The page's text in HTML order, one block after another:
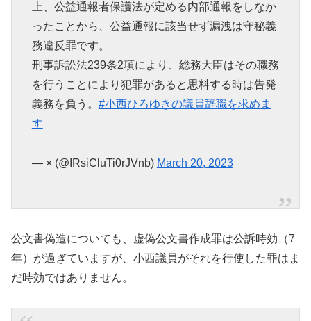
上、公益通報者保護法が定める内部通報をしなか
ったことから、公益通報に該当せず漏洩は守秘義
務違反罪です。
刑事訴訟法239条2項により、総務大臣はその職務
を行うことにより犯罪があると思料する時は告発
義務を負う。 #小西ひろゆきの議員辞職を求めま
す
— × (@IRsiCluTi0rJVnb) March 20, 2023
公文書偽造についても、虚偽公文書作成罪は公訴時効（7
年）が過ぎていますが、小西議員がそれを行使した罪はま
だ時効ではありません。